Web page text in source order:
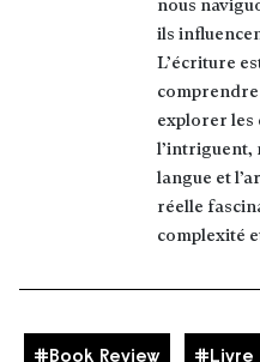
nous
ils
L’écriture
comprendre
explorer les
l’intriguent,
langue et
réelle
complexité
Book Review Livre